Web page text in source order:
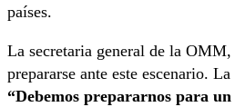
países.
La secretaria general de la
prepararse ante este escenario.
“Debemos prepararnos para un